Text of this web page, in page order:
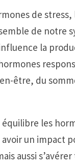
de stress,
de notre
la
être, du
équilibre les
un impact
aussi